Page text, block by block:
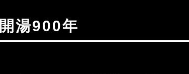
開湯900年